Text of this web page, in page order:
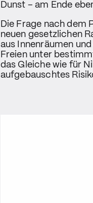
Dunst – am Ende
Die Frage nach dem
neuen gesetzlichen
aus Innenräumen
Freien unter
das Gleiche wie für
aufgebauschtes